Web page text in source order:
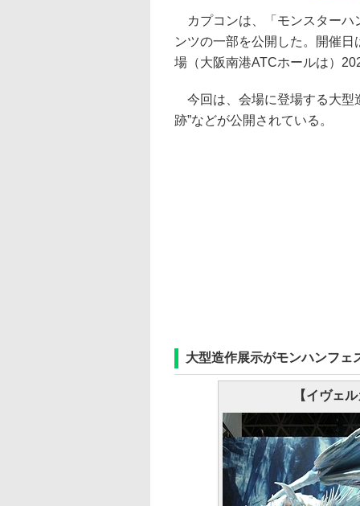
カプコンは、「モンスターハ
ンツの一部を公開した。開催
場（大阪南港ATCホールは）
今回は、会場に登場する大型
跡”などが公開されている。
大型造作展示がモンハンフェ
【イヴェ